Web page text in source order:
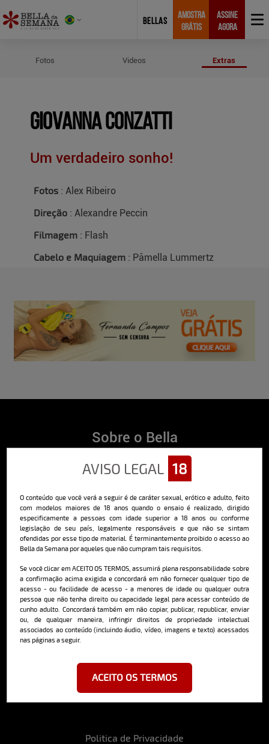
BELLAS
AMOSTRA
GRÁTIS
ASSINE
AGORA
Fotos Videos Extras
Giovanna Conzatti
Um verdadeiro sonho!
Fotos : Alex Ribeiro
Direção : Alexandre Peccin
Filmagem : Flash
Cabelo e Maquiagem : Pâmella Lummertz
AVISO LEGAL 18
O conteúdo que você verá a seguir é de caráter sexual, erótico e adulto, feito
com modelos maiores de 18 anos quando o ensaio é realizado, dirigido
especificamente a pessoas com idade superior a 18 anos ou conforme
legislação de seu país, legalmente responsáveis e que não se sintam
ofendidas por esse tipo de material. É terminantemente proibido o acesso ao
Bella da Semana por aqueles que não cumpram tais requisitos.
Se você clicar em ACEITO OS TERMOS, assumirá plena responsabilidade sobre
a confirmação acima exigida e concordará em não fornecer qualquer tipo de
acesso - ou facilidade de acesso - a menores de idade ou qualquer outra
pessoa que não tenha direito ou capacidade legal para acessar conteúdo de
cunho adulto. Concordará também em não copiar, publicar, republicar, enviar
ou, de qualquer maneira, infringir direitos de propriedade intelectual
associados ao conteúdo (incluindo áudio, vídeo, imagens e texto) acessados
nas páginas a seguir.
ACEITO OS TERMOS
Sobre o Bella
O Bella da Semana é a maior e mais longeva revista masculina digital
do Brasil, com ensaios fotográficos e vídeos exclusivos de alta
Saiba mais
Politica de Privacidade
Cadastre-se e receba a mais
deliciosa newsletter da internet